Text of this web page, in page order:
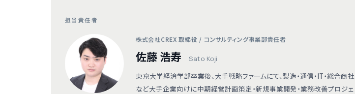
担当責任者
株式会社CREX 取締役 / コンサルティング事業部責任者
佐藤 浩寿 Sato Koji
東京大学経済学部卒業後、大手戦略ファームにて、製造・通信・IT・総合商社
など大手企業向けに中期経営計画策定・新規事業開発・業務改善プロジェ